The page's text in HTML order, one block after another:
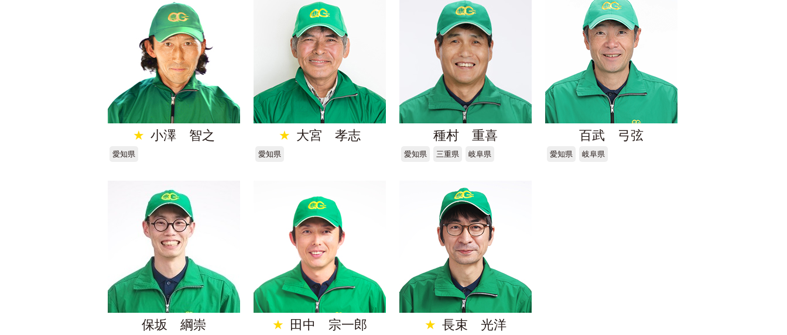
★ 小澤 智之
愛知県
★ 大宮 孝志
愛知県
種村 重喜
愛知県 三重県 岐阜県
百武 弓弦
愛知県 岐阜県
保坂 綱崇 ★ 田中 宗一郎 ★ 長束 光洋